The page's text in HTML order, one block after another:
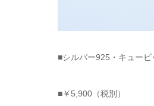
■シルバー925・キュービ
■￥5,900（税別）